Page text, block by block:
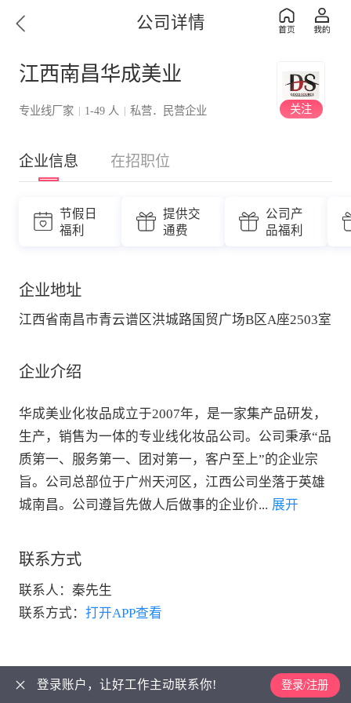
公司详情
江西南昌华成美业
专业线厂家 | 1-49 人 | 私营．民营企业 关注
企业信息 在招职位
节假日
福利
提供交
通费
公司产
品福利
企业地址
江西省南昌市青云谱区洪城路国贸广场B区A座2503室
企业介绍
华成美业化妆品成立于2007年，是一家集产品研发，
生产，销售为一体的专业线化妆品公司。公司秉承“品
质第一、服务第一、团对第一，客户至上”的企业宗
旨。公司总部位于广州天河区，江西公司坐落于英雄
城南昌。公司遵旨先做人后做事的企业价... 展开
联系方式
联系人： 秦先生
联系方式： 打开APP查看
登录账户，让好工作主动联系你! 登录/注册